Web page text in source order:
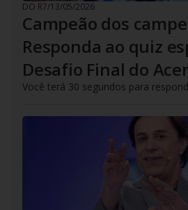
DO R7/13/05/2026
Campeão dos
Responda ao quiz
Desafio Final do
Você terá 30 segundos para